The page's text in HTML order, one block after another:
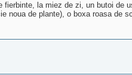
la miez de zi, un butoi de
noua de plante), o boxa roasa de